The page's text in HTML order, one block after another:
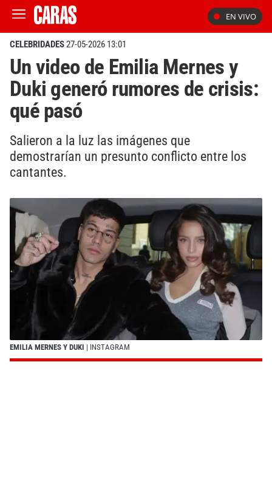
EN VIVO
CELEBRIDADES27-05-2026 13:01
Un video de Emilia Mernes y
Duki generó rumores de crisis:
qué pasó
Salieron a la luz las imágenes que
demostrarían un presunto conflicto entre los
cantantes.
EMILIA MERNES Y DUKI | INSTAGRAM